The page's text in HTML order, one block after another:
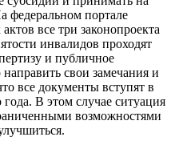
федеральном портале
все три законопроекта
инвалидов проходят
и публичное
свои замечания и
все документы вступят в
В этом случае ситуация
возможностями